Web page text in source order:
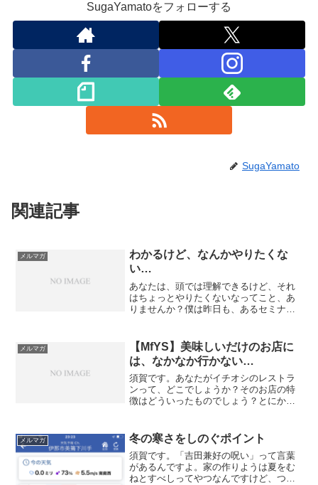
SugaYamatoをフォローする
SugaYamato
関連記事
メルマガ
わかるけど、なんかやりたくな
い…
あなたは、頭では理解できるけど、それ
はちょっとやりたくないなってこと、あ
りませんか？僕は昨日も、あるセミナー
わかりやすく理解できて、納得できる。
ですが、僕もそうなんです...
メルマガ
【MfYS】美味しいだけのお店に
は、なかなか行かない…
須賀です。あなたがイチオシのレストラ
ンって、どこでしょうか？そのお店の特
徴はどういったものでしょう？とにかく
せる？非日常が体験できる？ロマンチッ
クな気分になれる？ワイ...
メルマガ 冬の寒さをしのぐポイント
須賀です。「吉田兼好の呪い」って言葉
があるんですよ。家の作りようは夏をむ
ねとすべしってやつなんですけど、つま